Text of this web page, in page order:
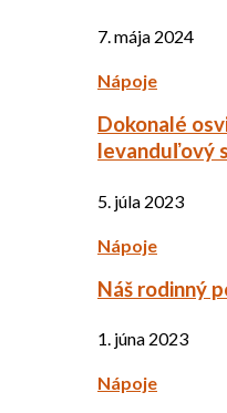
7. mája 2024
Nápoje
Dokonalé
levanduľový
5. júla 2023
Nápoje
Náš rodinný
1. júna 2023
Nápoje